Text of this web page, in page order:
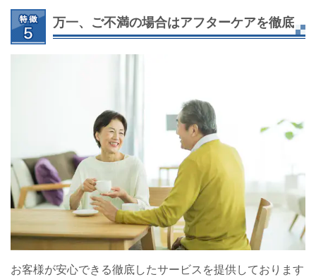
万一、ご不満の場合はアフターケアを徹底
お客様が安心できる徹底したサービスを提供しております